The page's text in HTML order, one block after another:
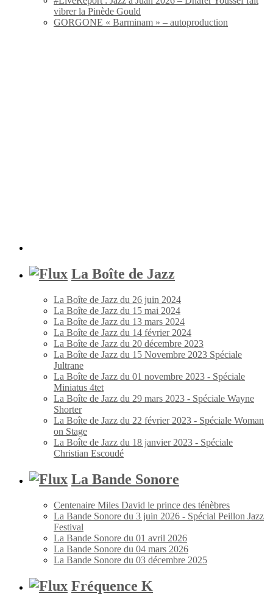
vibrer la Pinède Gould
GORGONE « Barminam » – autoproduction
La Boîte de Jazz
La Boîte de Jazz du 26 juin 2024
La Boîte de Jazz du 15 mai 2024
La Boîte de Jazz du 13 mars 2024
La Boîte de Jazz du 14 février 2024
La Boîte de Jazz du 20 décembre 2023
La Boîte de Jazz du 15 Novembre 2023 Spéciale
Jultrane
La Boîte de Jazz du 01 novembre 2023 - Spéciale
Miniatus 4tet
La Boîte de Jazz du 29 mars 2023 - Spéciale Wayne
Shorter
La Boîte de Jazz du 22 février 2023 - Spéciale Woman
on Stage
La Boîte de Jazz du 18 janvier 2023 - Spéciale
Christian Escoudé
La Bande Sonore
Centenaire Miles David le prince des ténèbres
La Bande Sonore du 3 juin 2026 - Spécial Peillon Jazz
Festival
La Bande Sonore du 01 avril 2026
La Bande Sonore du 04 mars 2026
La Bande Sonore du 03 décembre 2025
Fréquence K